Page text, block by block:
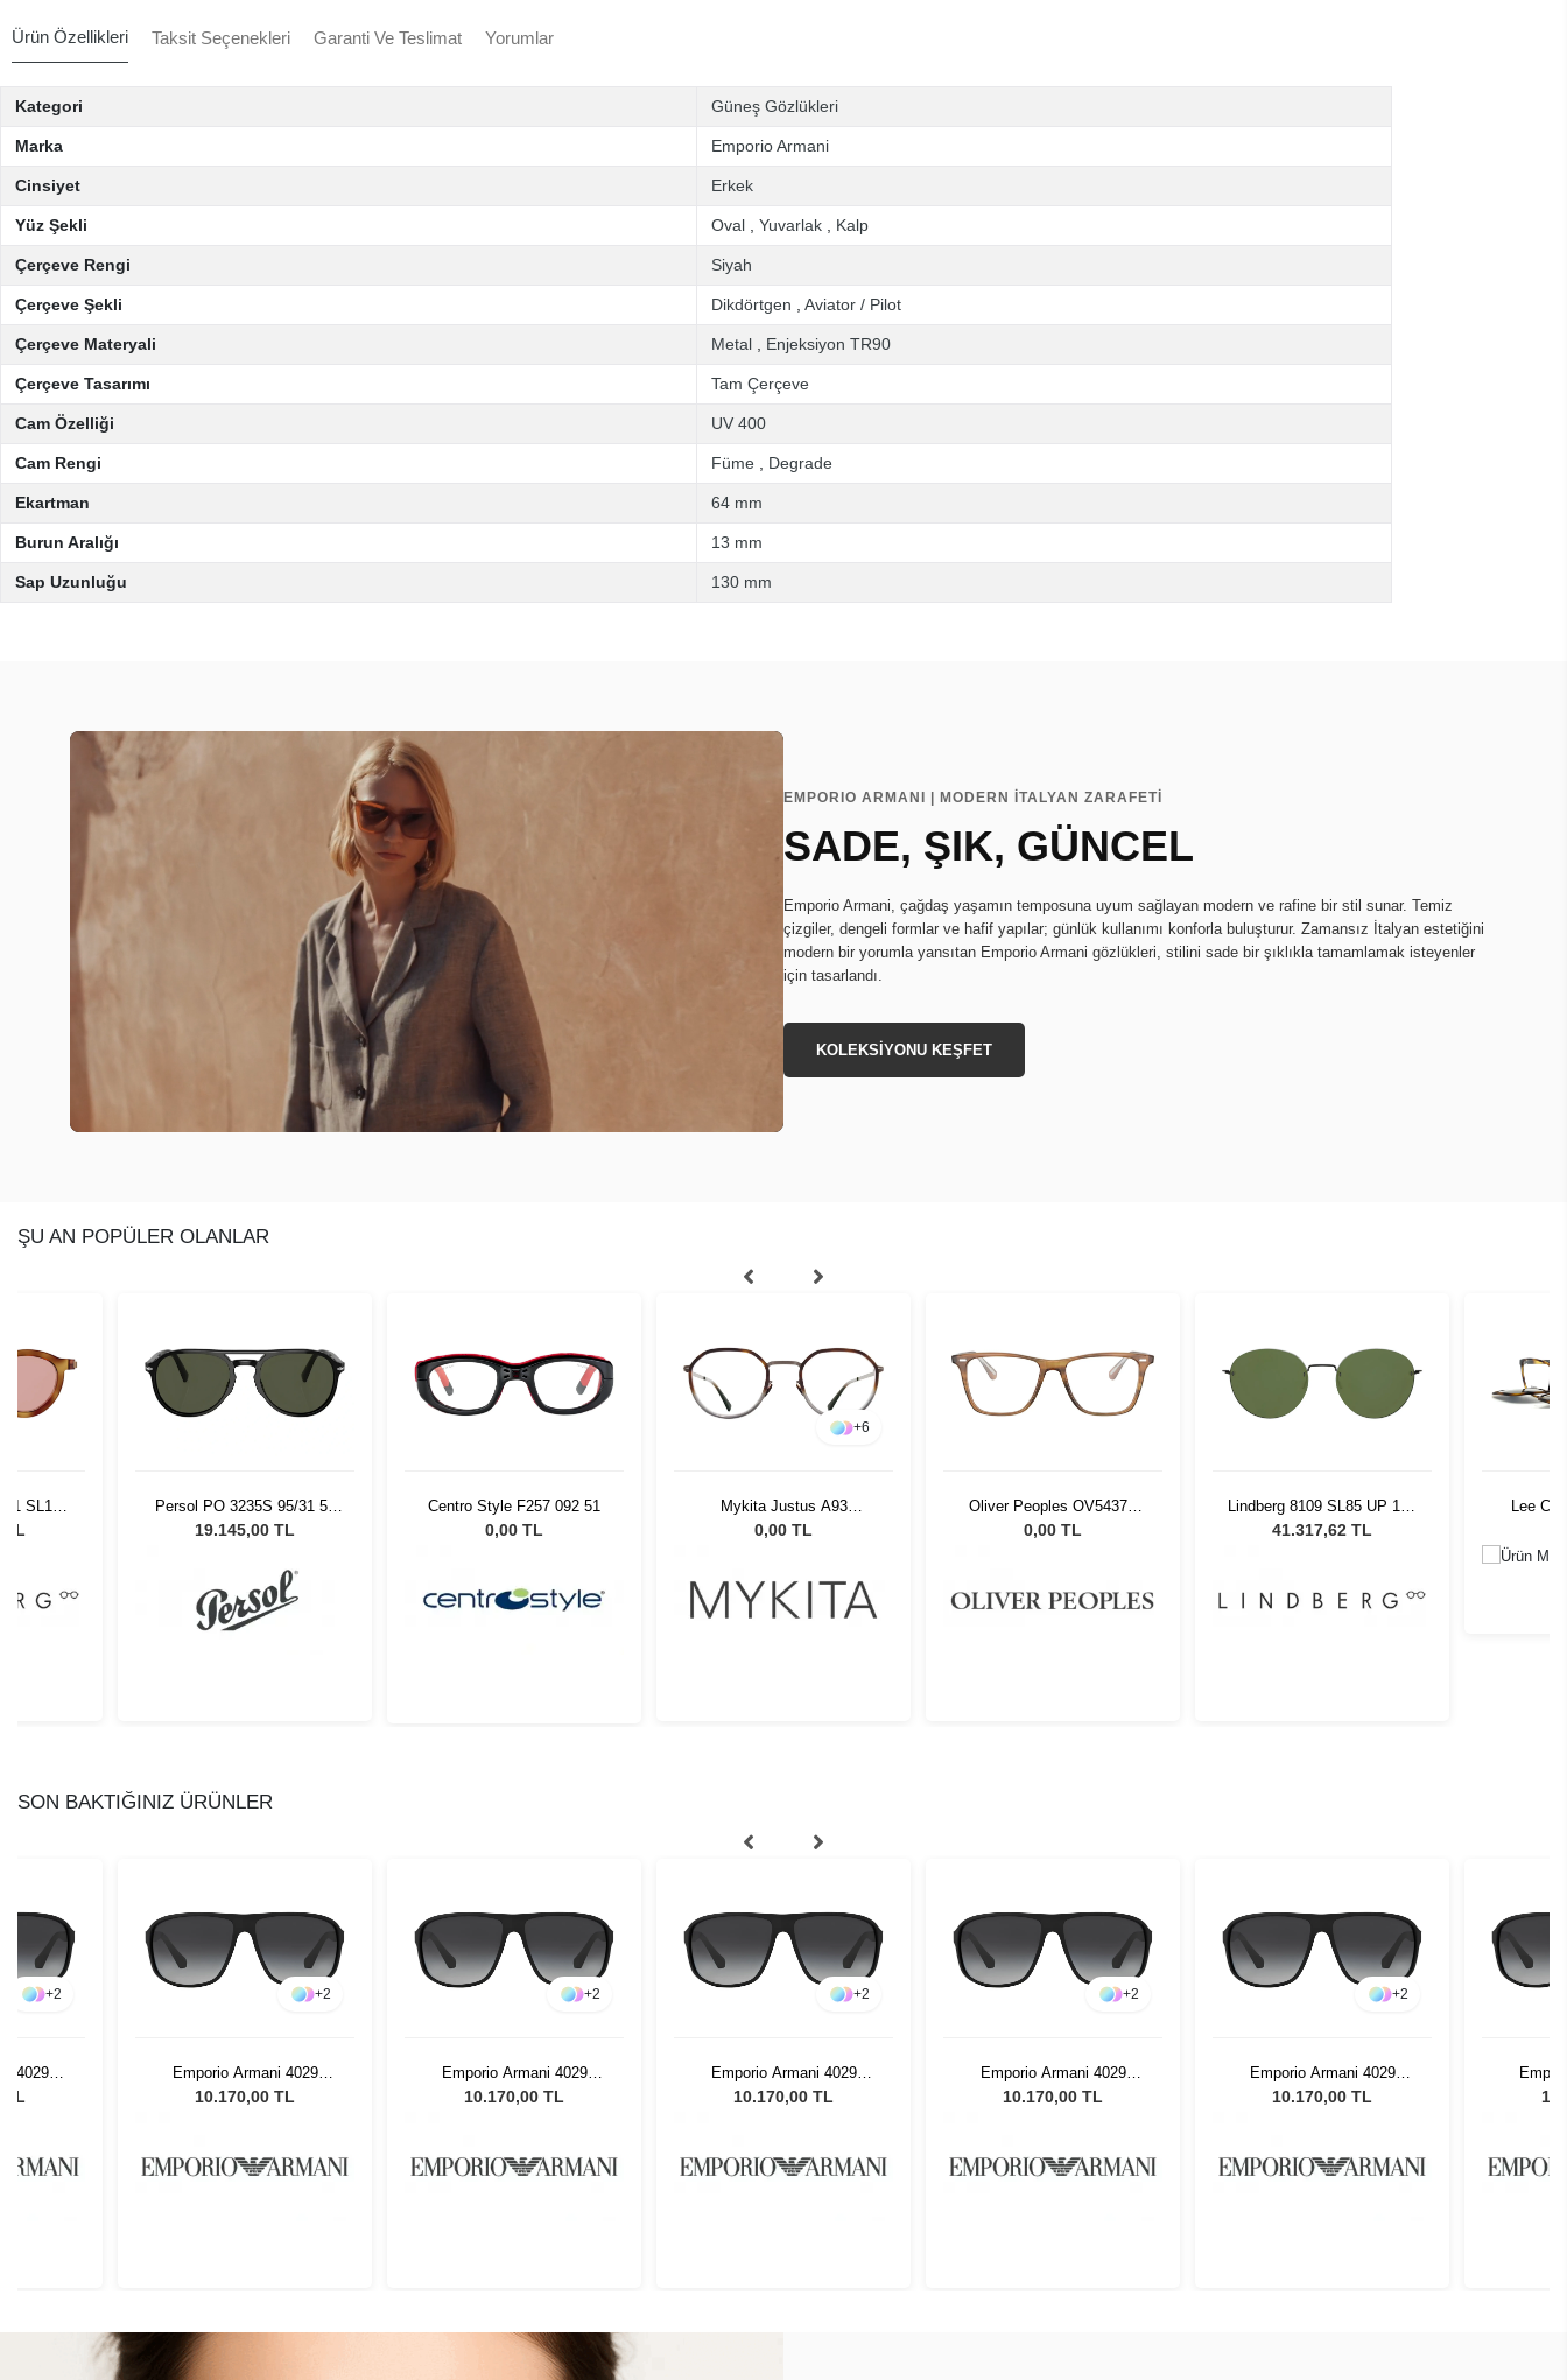
Ürün Özellikleri Taksit Seçenekleri Garanti Ve Teslimat Yorumlar
Kategori Güneş Gözlükleri
Marka Emporio Armani
Cinsiyet Erkek
Yüz Şekli Oval Yuvarlak Kalp
Çerçeve Rengi Siyah
Çerçeve Şekli Dikdörtgen Aviator / Pilot
Çerçeve Materyali Metal Enjeksiyon TR90
Çerçeve Tasarımı Tam Çerçeve
Cam Özelliği UV 400
Cam Rengi Füme Degrade
Ekartman 64 mm
Burun Aralığı 13 mm
Sap Uzunluğu 130 mm
EMPORIO ARMANI | MODERN İTALYAN ZARAFETİ
SADE, ŞIK, GÜNCEL
Emporio Armani, çağdaş yaşamın temposuna uyum sağlayan modern ve rafine bir stil sunar. Temiz
çizgiler, dengeli formlar ve hafif yapılar; günlük kullanımı konforla buluşturur. Zamansız İtalyan estetiğini
modern bir yorumla yansıtan Emporio Armani gözlükleri, stilini sade bir şıklıkla tamamlamak isteyenler
için tasarlandı.
KOLEKSİYONU KEŞFET
ŞU AN POPÜLER OLANLAR
SL123
TL
Persol PO 3235S 95/31 55
Unisex Güneş Gözlüğü
19.145,00 TL
Centro Style F257 092 51
0,00 TL
+6
Mykita Justus A93
Graphite/Sangy 376
0,00 TL
Oliver Peoples OV5437U
1011 54
0,00 TL
Lindberg 8109 SL85 UP 145
G
41.317,62 TL
Lee
SON BAKTIĞINIZ ÜRÜNLER
+2
4029
Güneş
TL
+2
Emporio Armani 4029
50638G 64 Erkek Güneş
10.170,00 TL
+2
Emporio Armani 4029
50638G 64 Erkek Güneş
10.170,00 TL
+2
Emporio Armani 4029
50638G 64 Erkek Güneş
10.170,00 TL
+2
Emporio Armani 4029
50638G 64 Erkek Güneş
10.170,00 TL
+2
Emporio Armani 4029
50638G 64 Erkek Güneş
10.170,00 TL